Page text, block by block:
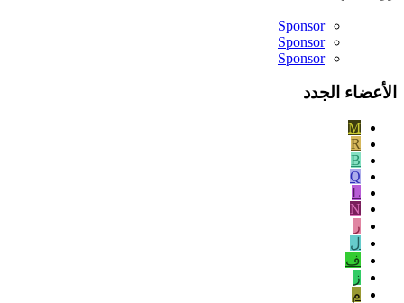
Sponsor
Sponsor
Sponsor
الأعضاء الجدد
M
R
B
Q
L
N
ر
ل
ف
ز
م